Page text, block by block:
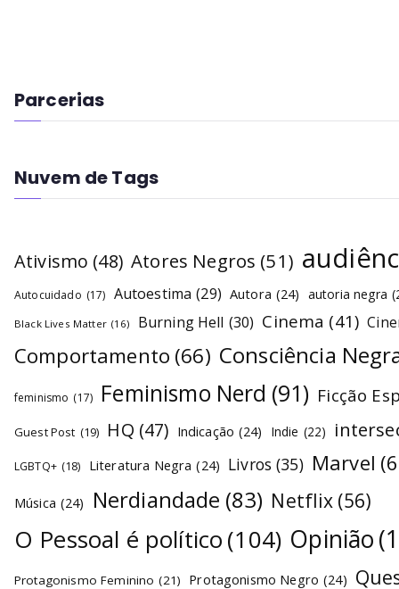
Parcerias
Nuvem de Tags
Ativismo (48) Atores Negros (51)
Autocuidado (17) Autoestima (29) Autora (24) autoria negra
Black Lives Matter (16) Burning Hell (30) Cinema (41)
Comportamento (66) Consciência
feminismo (17) Feminismo Nerd (91) Ficção
Guest Post (19) HQ (47) Indicação (24) Indie (22)
LGBTQ+ (18) Literatura Negra (24) Livros (35) Marvel
Música (24) Nerdiandade (83) Netflix (56)
O Pessoal é político(104) Opinião
Protagonismo Feminino (21) Protagonismo Negro (24)